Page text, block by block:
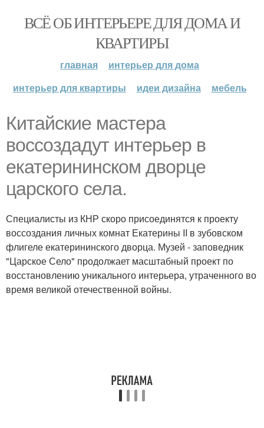
ВСЁ ОБ ИНТЕРЬЕРЕ ДЛЯ ДОМА И
КВАРТИРЫ
главная
интерьер для дома
интерьер для квартиры
идеи дизайна мебель
Китайские мастера
воссоздадут интерьер в
екатерининском дворце
царского села.
Специалисты из КНР скоро присоединятся к проекту
воссоздания личных комнат Екатерины II в зубовском
флигеле екатерининского дворца. Музей - заповедник
"Царское Село" продолжает масштабный проект по
восстановлению уникального интерьера, утраченного во
время великой отечественной войны.